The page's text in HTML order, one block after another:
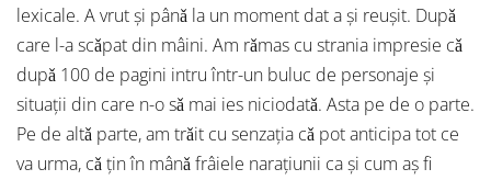
lexicale. A vrut şi pânǎ la un moment dat a şi reuşit. Dupǎ
care l-a scǎpat din mâini. Am rǎmas cu strania impresie cǎ
dupǎ 100 de pagini intru într-un buluc de personaje şi
situaţii din care n-o sǎ mai ies niciodatǎ. Asta pe de o parte.
Pe de altǎ parte, am trǎit cu senzaţia cǎ pot anticipa tot ce
va urma, cǎ ţin în mânǎ frâiele naraţiunii ca şi cum aş fi